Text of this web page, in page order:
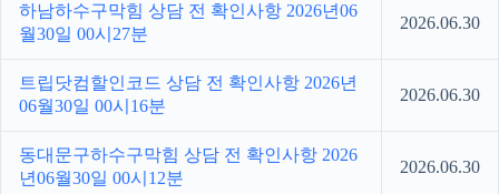
하남하수구막힘 상담 전 확인사항 2026년06
월30일 00시27분
2026.06.30
트립닷컴할인코드 상담 전 확인사항 2026년
06월30일 00시16분
2026.06.30
동대문구하수구막힘 상담 전 확인사항 2026
년06월30일 00시12분
2026.06.30